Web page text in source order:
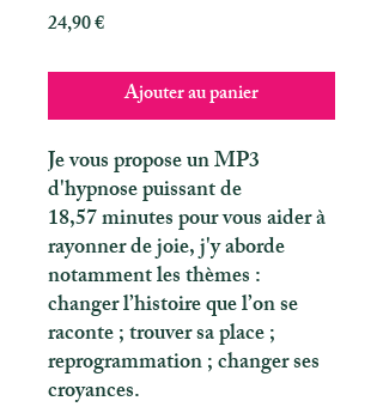
24,90 €Prix
Ajouter au panier
Je vous propose un MP3
d'hypnose puissant de
18,57 minutes pour vous aider à
rayonner de joie, j'y aborde
notamment les thèmes :
changer l’histoire que l’on se
raconte ; trouver sa place ;
reprogrammation ; changer ses
croyances.